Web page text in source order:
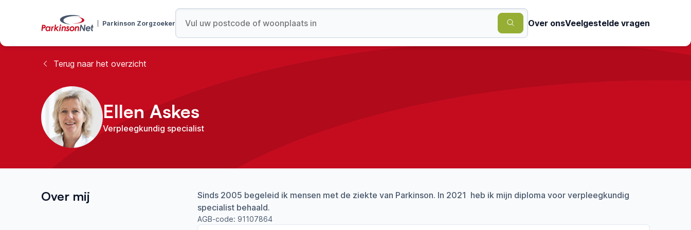
Parkinson Zorgzoeker Over onsVeelgestelde vragen
Terug naar het overzicht
Ellen Askes
Verpleegkundig specialist
Over mij
Sinds 2005 begeleid ik mensen met de ziekte van Parkinson. In 2021 heb ik mijn diploma voor verpleegkundig
specialist behaald.
AGB-code: 91107864